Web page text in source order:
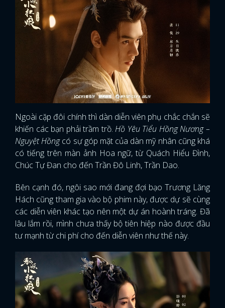
Ngoài cặp đôi chính thì dàn diễn viên phụ chắc chắn sẽ
khiến các bạn phải trầm trồ.Hồ Yêu Tiểu Hồng Nương –
Nguyệt Hồngcó sự góp mặt của dàn mỹ nhân cũng khá
có tiếng trên màn ảnh Hoa ngữ, từ Quách Hiểu Đình,
Chúc Tự Đan cho đến Trần Đô Linh, Trần Dao.
Bên cạnh đó, ngôi sao mới đang đợi bạo Trương Lăng
Hách cũng tham gia vào bộ phim này, được dự sẽ cùng
các diễn viên khác tạo nên một dự án hoành tráng. Đã
lâu lắm rồi, mình chưa thấy bộ tiên hiệp nào được đầu
tư mạnh từ chi phí cho đến diễn viên như thế này.